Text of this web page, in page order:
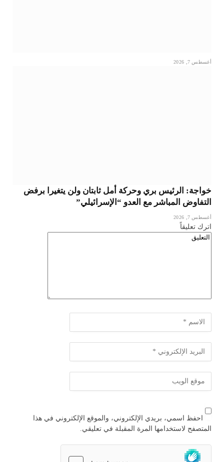
أغسطس 7, 2026
خواجة: الرئيس بري وحركة أمل ثابتان ولن يتغيرا برفض
التفاوض المباشر مع العدو “الإسرائيلي”
أغسطس 7, 2026
اترك تعليقاً
احفظ اسمي، بريدي الإلكتروني، والموقع الإلكتروني في هذا
المتصفح لاستخدامها المرة المقبلة في تعليقي.